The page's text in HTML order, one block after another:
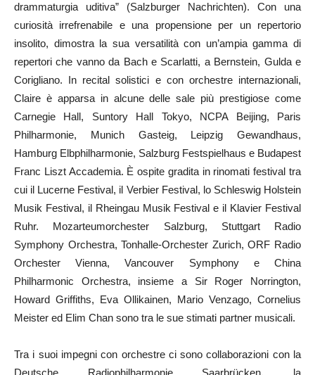
drammaturgia uditiva” (Salzburger Nachrichten). Con una
curiosità irrefrenabile e una propensione per un repertorio
insolito, dimostra la sua versatilità con un’ampia gamma di
repertori che vanno da Bach e Scarlatti, a Bernstein, Gulda e
Corigliano. In recital solistici e con orchestre internazionali,
Claire è apparsa in alcune delle sale più prestigiose come
Carnegie Hall, Suntory Hall Tokyo, NCPA Beijing, Paris
Philharmonie, Munich Gasteig, Leipzig Gewandhaus,
Hamburg Elbphilharmonie, Salzburg Festspielhaus e Budapest
Franc Liszt Accademia. È ospite gradita in rinomati festival tra
cui il Lucerne Festival, il Verbier Festival, lo Schleswig Holstein
Musik Festival, il Rheingau Musik Festival e il Klavier Festival
Ruhr. Mozarteumorchester Salzburg, Stuttgart Radio
Symphony Orchestra, Tonhalle-Orchester Zurich, ORF Radio
Orchester Vienna, Vancouver Symphony e China
Philharmonic Orchestra, insieme a Sir Roger Norrington,
Howard Griffiths, Eva Ollikainen, Mario Venzago, Cornelius
Meister ed Elim Chan sono tra le sue stimati partner musicali.
Tra i suoi impegni con orchestre ci sono collaborazioni con la
Deutsche Radiophilharmonie Saarbrücken, la